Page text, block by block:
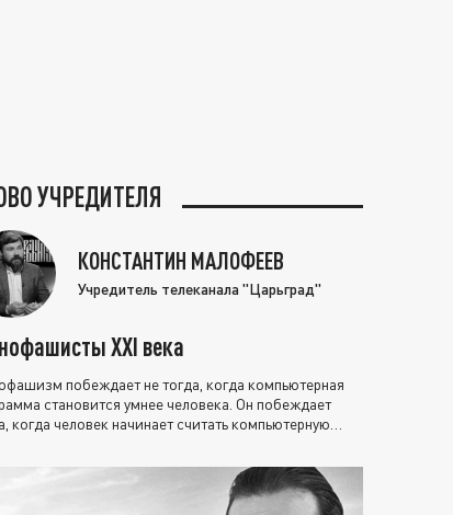
УЧРЕДИТЕЛЯ
КОНСТАНТИН МАЛОФЕЕВ
Учредитель телеканала "Царьград"
XXI века
побеждает не тогда, когда компьютерная
становится умнее человека. Он побеждает
когда человек начинает считать компьютерную